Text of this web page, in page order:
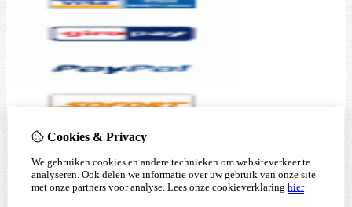
Cookies & Privacy
We gebruiken cookies en andere technieken om websiteverkeer te
analyseren. Ook delen we informatie over uw gebruik van onze site
met onze partners voor analyse. Lees onze cookieverklaring hier